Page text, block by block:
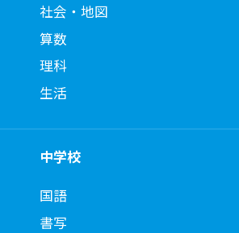
社会・地図
算数
理科
生活
中学校
国語
書写